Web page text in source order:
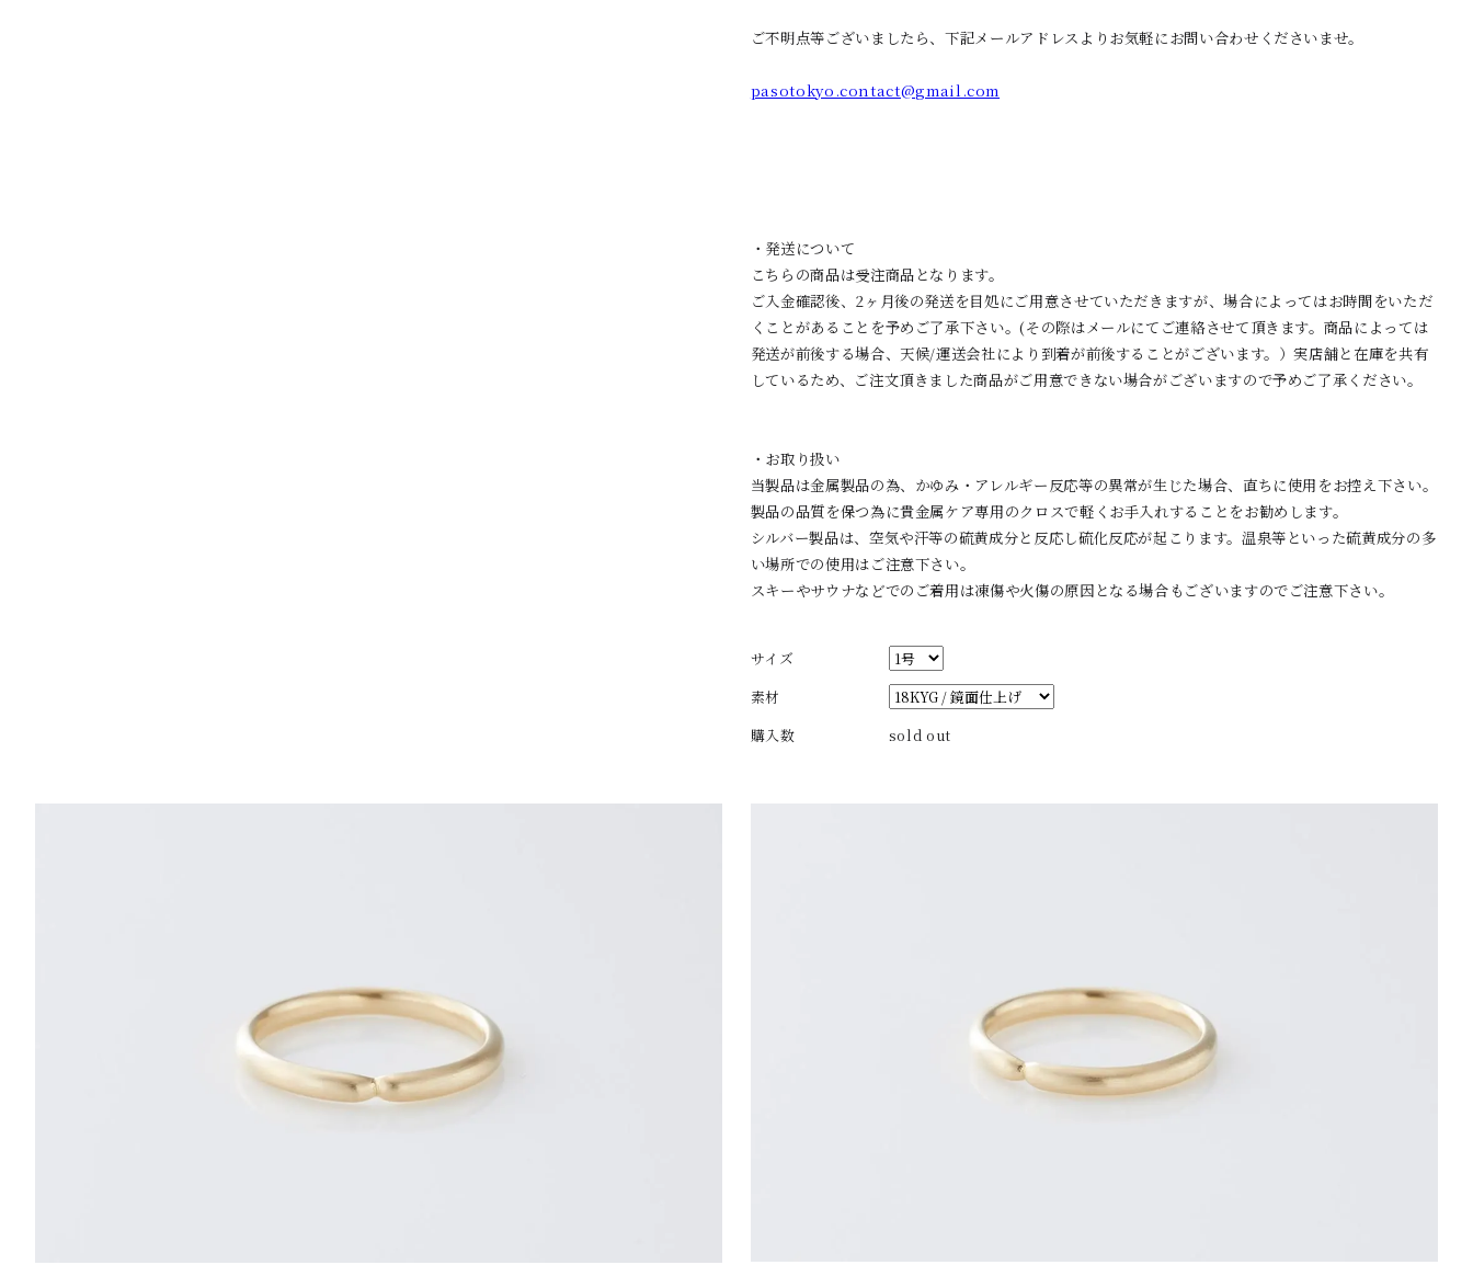
ご不明点等ございましたら、下記メールアドレスよりお気軽にお問い合わせくださいませ。
pasotokyo.contact@gmail.com
・発送について
こちらの商品は受注商品となります。
ご入金確認後、2ヶ月後の発送を目処にご用意させていただきますが、場合によってはお時間をいただ
くことがあることを予めご了承下さい。(その際はメールにてご連絡させて頂きます。商品によっては
発送が前後する場合、天候/運送会社により到着が前後することがございます。）実店舗と在庫を共有
しているため、ご注文頂きました商品がご用意できない場合がございますので予めご了承ください。
・お取り扱い
当製品は金属製品の為、かゆみ・アレルギー反応等の異常が生じた場合、直ちに使用をお控え下さい。
製品の品質を保つ為に貴金属ケア専用のクロスで軽くお手入れすることをお勧めします。
シルバー製品は、空気や汗等の硫黄成分と反応し硫化反応が起こります。温泉等といった硫黄成分の多
い場所での使用はご注意下さい。
スキーやサウナなどでのご着用は凍傷や火傷の原因となる場合もございますのでご注意下さい。
サイズ
素材
購入数
sold out